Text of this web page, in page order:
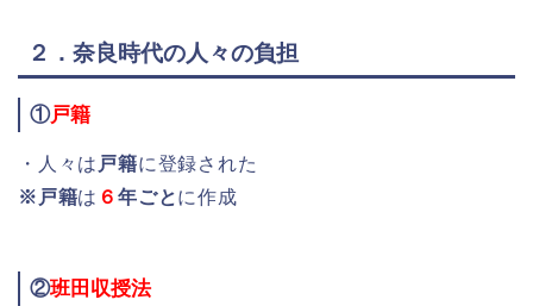
２．奈良時代の人々の負担
①戸籍
・人々は 戸籍に登録された
※戸籍は ６年ごとに作成
②班田収授法